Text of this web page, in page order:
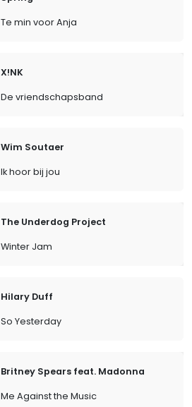
Te min voor Anja
X!NK
De vriendschapsband
Wim Soutaer
Ik hoor bij jou
The Underdog Project
Winter Jam
Hilary Duff
So Yesterday
Britney Spears feat. Madonna
Me Against the Music